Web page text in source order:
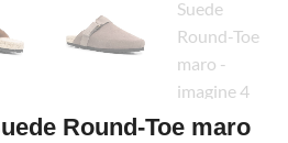
Round-Toe maro